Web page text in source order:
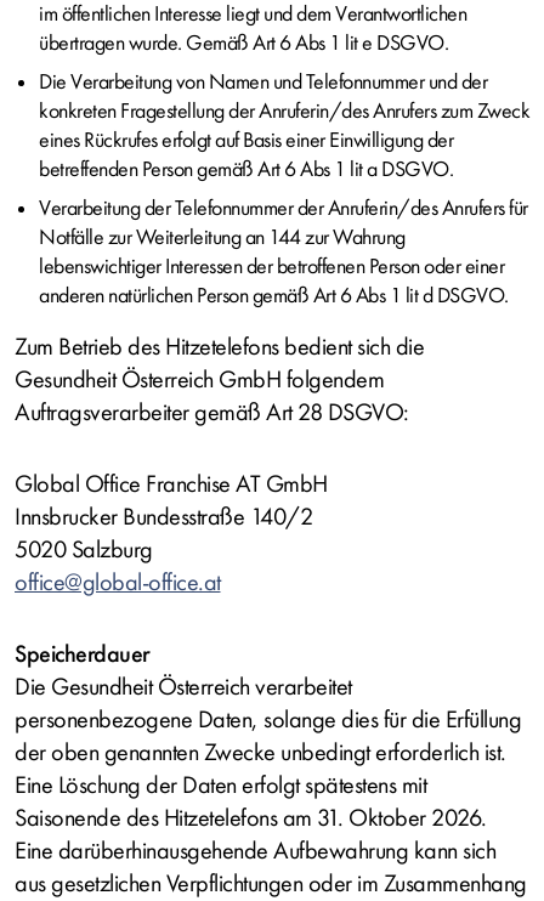
im öffentlichen Interesse liegt und dem Verantwortlichen
übertragen wurde. Gemäß Art 6 Abs 1 lit e DSGVO.
Die Verarbeitung von Namen und Telefonnummer und der
konkreten Fragestellung der Anruferin/des Anrufers zum Zweck
eines Rückrufes erfolgt auf Basis einer Einwilligung der
betreffenden Person gemäß Art 6 Abs 1 lit a DSGVO.
Verarbeitung der Telefonnummer der Anruferin/des Anrufers für
Notfälle zur Weiterleitung an 144 zur Wahrung
lebenswichtiger Interessen der betroffenen Person oder einer
anderen natürlichen Person gemäß Art 6 Abs 1 lit d DSGVO.
Zum Betrieb des Hitzetelefons bedient sich die
Gesundheit Österreich GmbH folgendem
Auftragsverarbeiter gemäß Art 28 DSGVO:
Global Office Franchise AT GmbH
Innsbrucker Bundesstraße 140/2
5020 Salzburg
office@global-office.at
Speicherdauer
Die Gesundheit Österreich verarbeitet
personenbezogene Daten, solange dies für die Erfüllung
der oben genannten Zwecke unbedingt erforderlich ist.
Eine Löschung der Daten erfolgt spätestens mit
Saisonende des Hitzetelefons am 31. Oktober 2026.
Eine darüberhinausgehende Aufbewahrung kann sich
aus gesetzlichen Verpflichtungen oder im Zusammenhang